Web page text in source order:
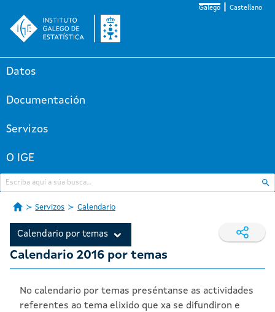
Galego Castellano
Datos
Documentación
Servizos
O IGE
Servizos Calendario
Calendario por temas
Calendario 2016 por temas
No calendario por temas preséntanse as actividades
referentes ao tema elixido que xa se difundiron e